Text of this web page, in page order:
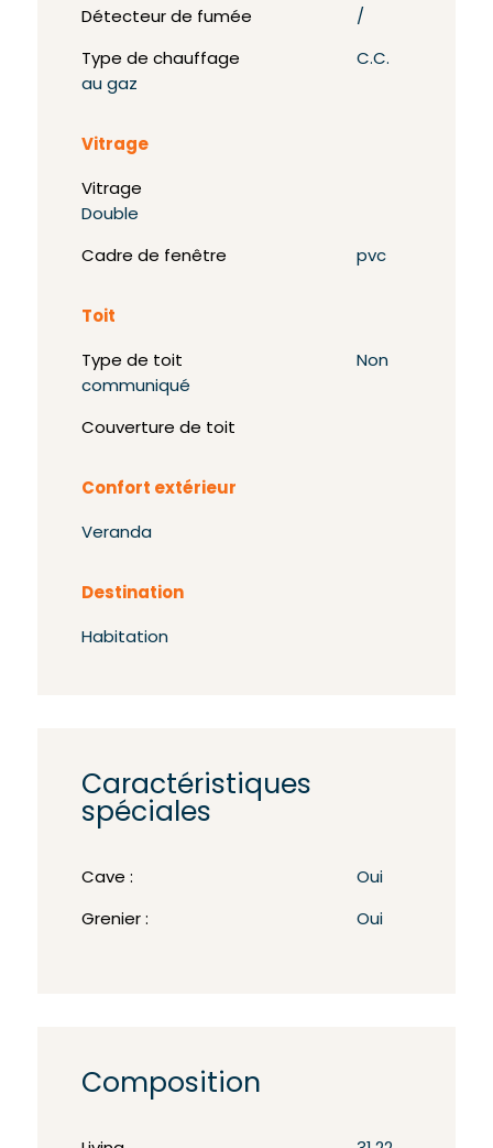
Détecteur de fumée /
Type de chauffage
C.C.
au gaz
Vitrage
Vitrage
Double
Cadre de fenêtre pvc
Toit
Type de toit
Non
communiqué
Couverture de toit
Confort extérieur
Veranda
Destination
Habitation
Caractéristiques
spéciales
Cave : Oui
Grenier : Oui
Composition